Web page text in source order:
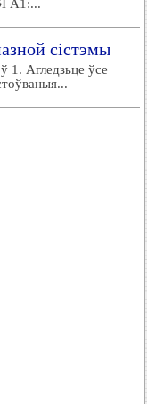
A1:...
сістэмы
1. Агледзьце ўсе